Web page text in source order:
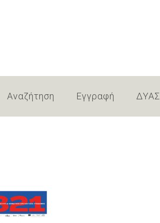
Αναζήτηση Εγγραφή ΔΥΑΣ